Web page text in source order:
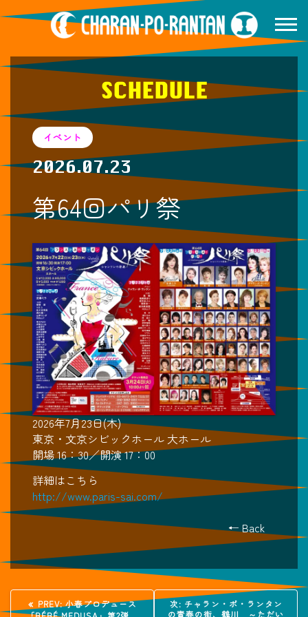
SCHEDULE
イベント
2026.07.23
第64回パリ祭
2026年7月23日(木)
東京・文京シビックホール 大ホール
開場 16：30／開演 17：00
詳細はこちら
http://www.paris-sai.com/
← Back
投PREV: 過
去
小春プロデュース
次: 次
の
チャラン・ポ・ランタン
の青春の街、鶴川 ～ただい